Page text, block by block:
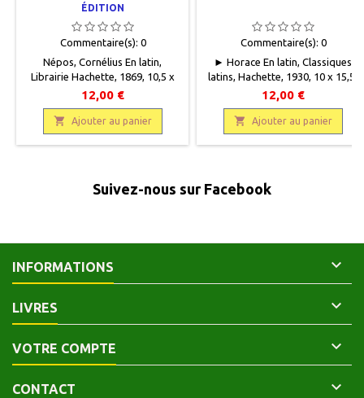
ÉDITION
Commentaire(s): 0
Népos, Cornélius En latin,
Librairie Hachette, 1869, 10,5 x
15,5, IV + 172 p., relié, occasion.
Reliure éditeur demi percaline
verte. Plats cartonnés vert foncé
avec motifs décoratifs art déco.
Couverture salie et usagée. Dos
cahiers fragiles, annotations (20
12,00 €
 Ajouter au panier
Commentaire(s): 0
► Horace En latin, Classiques
latins, Hachette, 1930, 10 x 15,5,
LXXXVIII + 642 pages, relié,
occasion. Correct. Reliure éditeur
demi percaline, plats cartonnés
beige jaunis avec motifs
décoratifs arts déco. Papier
12,00 €
 Ajouter au panier
Suivez-nous sur Facebook
INFORMATIONS 
LIVRES 
VOTRE COMPTE 
CONTACT 